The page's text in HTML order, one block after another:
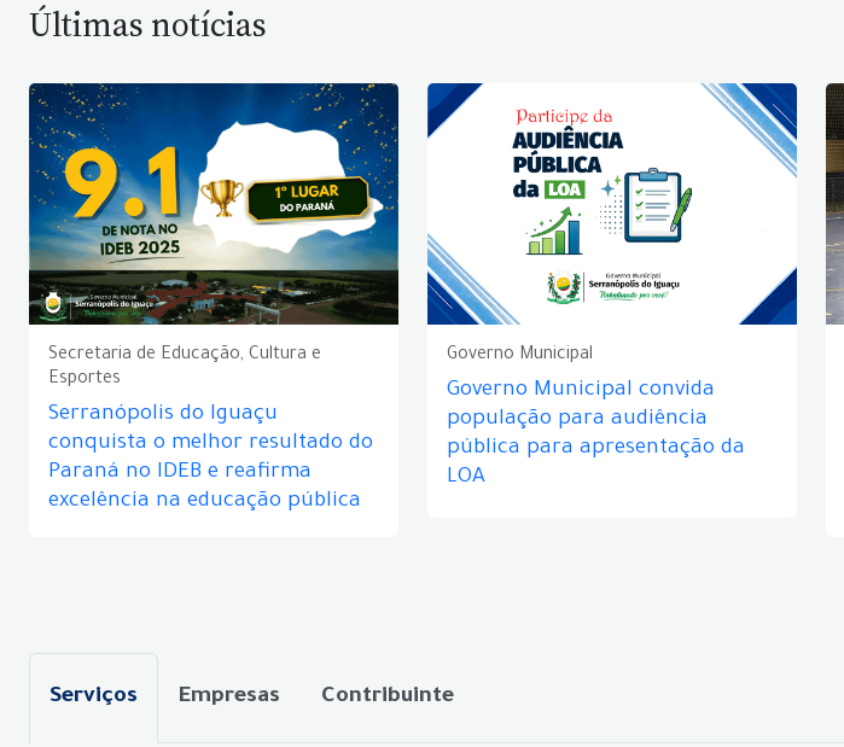
Últimas notícias
Secretaria de Educação, Cultura e
Esportes
Serranópolis do Iguaçu
conquista o melhor resultado do
Paraná no IDEB e reafirma
excelência na educação pública
Governo Municipal
Governo Municipal convida
população para audiência
pública para apresentação da
LOA
Serviços Empresas Contribuinte